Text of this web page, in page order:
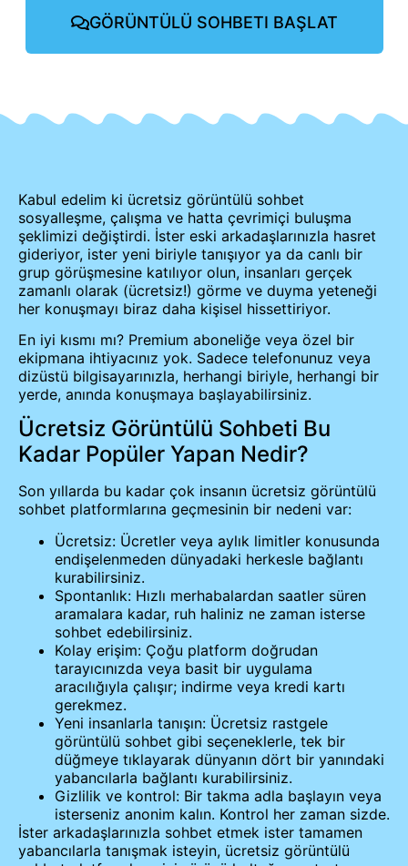
GÖRÜNTÜLÜ SOHBETI BAŞLAT
Kabul edelim ki ücretsiz görüntülü sohbet
sosyalleşme, çalışma ve hatta çevrimiçi buluşma
şeklimizi değiştirdi. İster eski arkadaşlarınızla hasret
gideriyor, ister yeni biriyle tanışıyor ya da canlı bir
grup görüşmesine katılıyor olun, insanları gerçek
zamanlı olarak (ücretsiz!) görme ve duyma yeteneği
her konuşmayı biraz daha kişisel hissettiriyor.
En iyi kısmı mı? Premium aboneliğe veya özel bir
ekipmana ihtiyacınız yok. Sadece telefonunuz veya
dizüstü bilgisayarınızla, herhangi biriyle, herhangi bir
yerde, anında konuşmaya başlayabilirsiniz.
Ücretsiz Görüntülü Sohbeti Bu
Kadar Popüler Yapan Nedir?
Son yıllarda bu kadar çok insanın ücretsiz görüntülü
sohbet platformlarına geçmesinin bir nedeni var:
Ücretsiz: Ücretler veya aylık limitler konusunda
endişelenmeden dünyadaki herkesle bağlantı
kurabilirsiniz.
Spontanlık: Hızlı merhabalardan saatler süren
aramalara kadar, ruh haliniz ne zaman isterse
sohbet edebilirsiniz.
Kolay erişim: Çoğu platform doğrudan
tarayıcınızda veya basit bir uygulama
aracılığıyla çalışır; indirme veya kredi kartı
gerekmez.
Yeni insanlarla tanışın: Ücretsiz rastgele
görüntülü sohbet gibi seçeneklerle, tek bir
düğmeye tıklayarak dünyanın dört bir yanındaki
yabancılarla bağlantı kurabilirsiniz.
Gizlilik ve kontrol: Bir takma adla başlayın veya
isterseniz anonim kalın. Kontrol her zaman sizde.
İster arkadaşlarınızla sohbet etmek ister tamamen
yabancılarla tanışmak isteyin, ücretsiz görüntülü